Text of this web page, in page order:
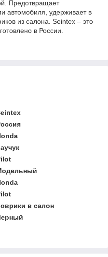
Предотвращает
автомобиля, удерживает в
из салона. Seintex – это
в России.
в салон